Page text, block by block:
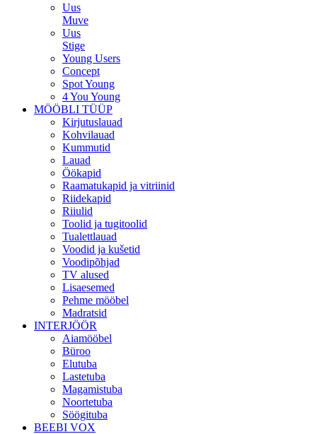
Uus
Muve
Uus
Stige
Young Users
Concept
Spot Young
4 You Young
MÖÖBLI TÜÜP
Kirjutuslauad
Kohvilauad
Kummutid
Lauad
Öökapid
Raamatukapid ja vitriinid
Riidekapid
Riiulid
Toolid ja tugitoolid
Tualettlauad
Voodid ja kušetid
Voodipõhjad
TV alused
Lisaesemed
Pehme mööbel
Madratsid
INTERJÖÖR
Aiamööbel
Büroo
Elutuba
Lastetuba
Magamistuba
Noortetuba
Söögituba
BEEBI VOX